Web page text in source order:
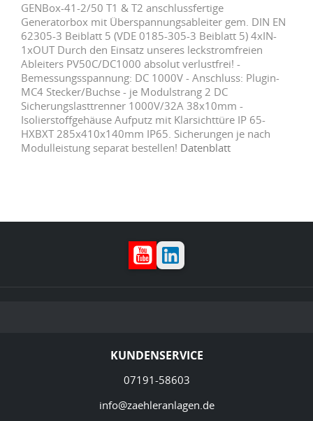
GENBox-41-2/50 T1 & T2 anschlussfertige
Generatorbox mit Überspannungsableiter gem. DIN EN
62305-3 Beiblatt 5 (VDE 0185-305-3 Beiblatt 5) 4xIN-
1xOUT Durch den Einsatz unseres leckstromfreien
Ableiters PV50C/DC1000 absolut verlustfrei! -
Bemessungsspannung: DC 1000V - Anschluss: Plugin-
MC4 Stecker/Buchse - je Modulstrang 2 DC
Sicherungslasttrenner 1000V/32A 38x10mm -
Isolierstoffgehäuse Aufputz mit Klarsichttüre IP 65-
HXBXT 285x410x140mm IP65. Sicherungen je nach
Modulleistung separat bestellen! Datenblatt
YouTube
KUNDENSERVICE
07191-58603
info@zaehleranlagen.de